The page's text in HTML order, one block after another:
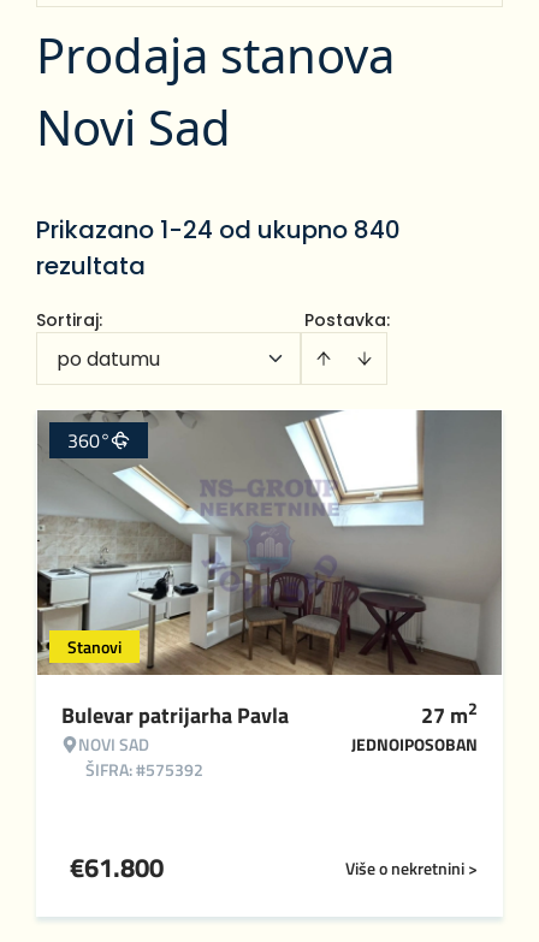
Prodaja stanova
Novi Sad
Prikazano 1-24 od ukupno 840
rezultata
Postavka:
Sortiraj:
po datumu
Stanovi
360°
Bulevar patrijarha Pavla
NOVI SAD
ŠIFRA: #575392
27 m2
JEDNOIPOSOBAN
Više o nekretnini >
€61.800